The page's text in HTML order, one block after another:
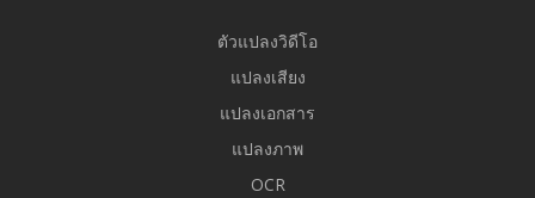
ตัวแปลงวิดีโอ
แปลงเสียง
แปลงเอกสาร
แปลงภาพ
OCR